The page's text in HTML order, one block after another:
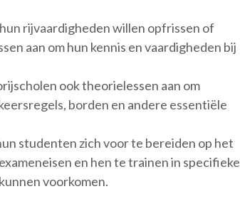
rijvaardigheden willen opfrissen of
aan om hun kennis en vaardigheden bij
ook theorielessen aan om
borden en andere essentiële
studenten zich voor te bereiden op het
en hen te trainen in specifieke
voorkomen.